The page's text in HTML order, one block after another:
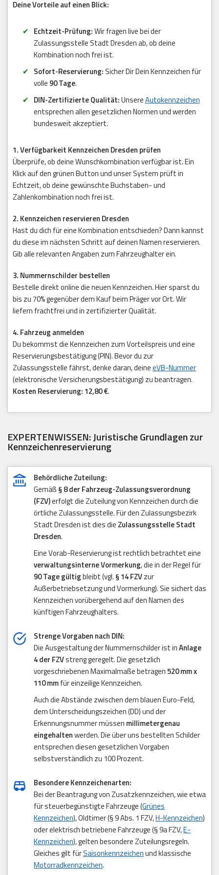
Deine Vorteile auf einen Blick:
Echtzeit-Prüfung:Wir fragen live bei der
Zulassungsstelle Stadt Dresden ab, ob deine
Kombination noch frei ist.
Sofort-Reservierung: Sicher Dir Dein Kennzeichen für
volle 90 Tage.
DIN-Zertifizierte Qualität:UnsereAutokennzeichen
entsprechen allen gesetzlichen Normen und werden
bundesweit akzeptiert.
1. Verfügbarkeit Kennzeichen Dresden prüfen
Überprüfe, ob deine Wunschkombination verfügbar ist. Ein
Klick auf den grünen Button und unser System prüft in
Echtzeit, ob deine gewünschte Buchstaben- und
Zahlenkombination noch frei ist.
2. Kennzeichen reservieren Dresden
Hast du dich für eine Kombination entschieden? Dann kannst
du diese im nächsten Schritt auf deinen Namen reservieren.
Gib alle relevanten Angaben zum Fahrzeughalter ein.
3. Nummernschilder bestellen
Bestelle direkt online die neuen Kennzeichen. Hier sparst du
bis zu 70% gegenüber dem Kauf beim Präger vor Ort. Wir
liefern frachtfrei und in zertifizierter Qualität.
4. Fahrzeug anmelden
Du bekommst die Kennzeichen zum Vorteilspreis und eine
Reservierungsbestätigung (PIN). Bevor du zur
Zulassungsstelle fährst, denke daran, deineeVB-Nummer
(elektronische Versicherungsbestätigung) zu beantragen.
Kosten Reservierung: 12,80 €.
EXPERTENWISSEN: Juristische Grundlagen zur
Kennzeichenreservierung
Behördliche Zuteilung:
Gemäß § 8 der Fahrzeug-Zulassungsverordnung
(FZV)erfolgt die Zuteilung von Kennzeichen durch die
örtliche Zulassungsstelle. Für den Zulassungsbezirk
Stadt Dresden ist dies die Zulassungsstelle Stadt
Dresden.
Eine Vorab-Reservierung ist rechtlich betrachtet eine
verwaltungsinterne Vormerkung, die in der Regel für
90 Tage gültigbleibt (vgl. § 14 FZVzur
Außerbetriebsetzung und Vormerkung). Sie sichert das
Kennzeichen vorübergehend auf den Namen des
künftigen Fahrzeughalters.
Strenge Vorgaben nach DIN:
Die Ausgestaltung der Nummernschilder ist inAnlage
4 der FZVstreng geregelt. Die gesetzlich
vorgeschriebenen Maximalmaße betragen520 mm x
110 mmfür einzeilige Kennzeichen.
Auch die Abstände zwischen dem blauen Euro-Feld,
dem Unterscheidungszeichen (DD) und der
Erkennungsnummer müssen millimetergenau
eingehaltenwerden. Die über uns bestellten Schilder
entsprechen diesen gesetzlichen Vorgaben
selbstverständlich zu 100 Prozent.
Besondere Kennzeichenarten:
Bei der Beantragung von Zusatzkennzeichen, wie etwa
für steuerbegünstigte Fahrzeuge (Grünes
Kennzeichen), Oldtimer (§ 9 Abs. 1 FZV,H-Kennzeichen)
oder elektrisch betriebene Fahrzeuge (§ 9a FZV,E-
Kennzeichen), gelten besondere Zuteilungsregeln.
Gleiches gilt fürSaisonkennzeichenund klassische
Motorradkennzeichen.